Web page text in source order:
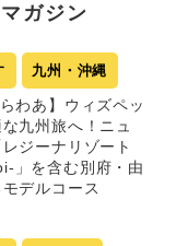
ガジン
九州・沖縄
わあ】ウィズペッ
九州旅へ！ニュ
ジーナリゾート
」を含む別府・由
デルコース